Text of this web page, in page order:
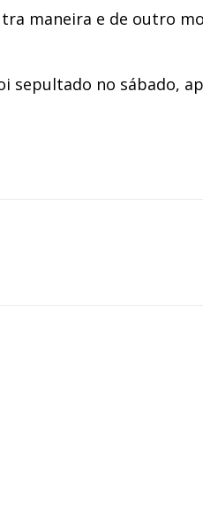
maneira e de outro
sepultado no sábado,